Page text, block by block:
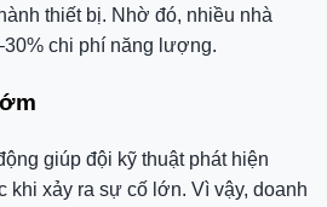
thiết bị. Nhờ đó, nhiều nhà
chi phí năng lượng.
giúp đội kỹ thuật phát hiện
khi xảy ra sự cố lớn. Vì vậy, doanh